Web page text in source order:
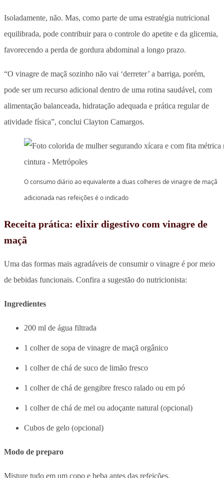
Isoladamente, não. Mas, como parte de uma estratégia nutricional
equilibrada, pode contribuir para o controle do apetite e da glicemia,
favorecendo a perda de gordura abdominal a longo prazo.
“O vinagre de maçã sozinho não vai ‘derreter’ a barriga, porém,
pode ser um recurso adicional dentro de uma rotina saudável, com
alimentação balanceada, hidratação adequada e prática regular de
atividade física”, conclui Clayton Camargos.
O consumo diário ao equivalente a duas colheres de vinagre de maçã
adicionada nas refeições é o indicado
Receita prática: elixir digestivo com vinagre de
maçã
Uma das formas mais agradáveis de consumir o vinagre é por meio
de bebidas funcionais. Confira a sugestão do nutricionista:
Ingredientes
200 ml de água filtrada
1 colher de sopa de vinagre de maçã orgânico
1 colher de chá de suco de limão fresco
1 colher de chá de gengibre fresco ralado ou em pó
1 colher de chá de mel ou adoçante natural (opcional)
Cubos de gelo (opcional)
Modo de preparo
Misture tudo em um copo e beba antes das refeições.